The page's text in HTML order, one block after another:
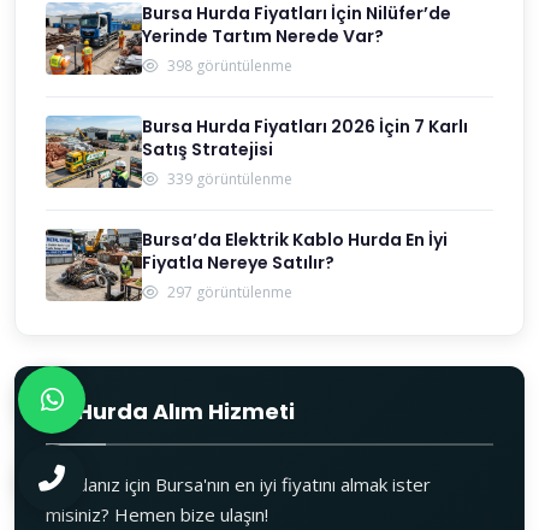
Bursa Hurda Fiyatları İçin Nilüfer’de
Yerinde Tartım Nerede Var?
398 görüntülenme
Bursa Hurda Fiyatları 2026 İçin 7 Karlı
Satış Stratejisi
339 görüntülenme
Bursa’da Elektrik Kablo Hurda En İyi
Fiyatla Nereye Satılır?
297 görüntülenme
Hurda Alım Hizmeti
Hurdanız için Bursa'nın en iyi fiyatını almak ister
misiniz? Hemen bize ulaşın!